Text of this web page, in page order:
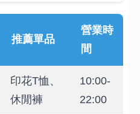
推薦單品
營業時
間
印花T恤、
休閒褲
10:00-
22:00